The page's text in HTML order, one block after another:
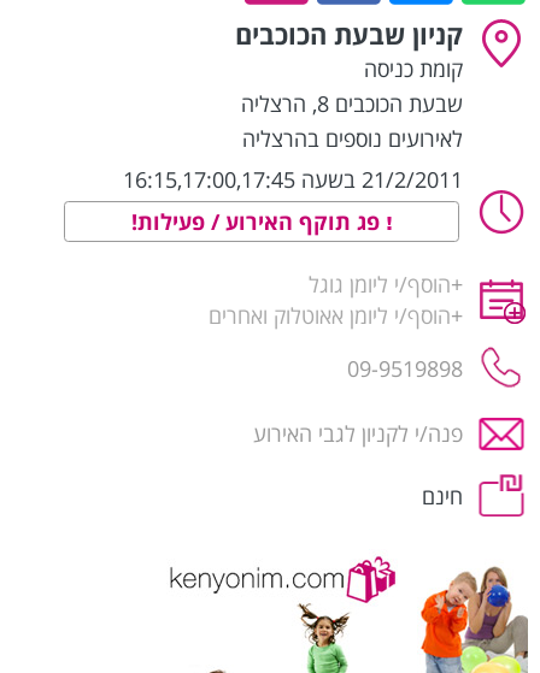
קניון שבעת הכוכבים
קומת כניסה
שבעת הכוכבים 8
, הרצליה
לאירועים נוספים בהרצליה
21/2/2011 בשעה 16:15,17:00,17:45
פג תוקף האירוע / פעילות!
+הוסף/י ליומן גוגל
+הוסף/י ליומן אאוטלוק ואחרים
09-9519898
פנה/י לקניון לגבי האירוע
חינם